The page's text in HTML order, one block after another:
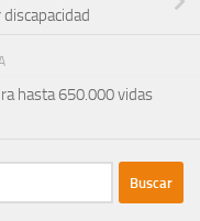
hasta 650.000 vidas